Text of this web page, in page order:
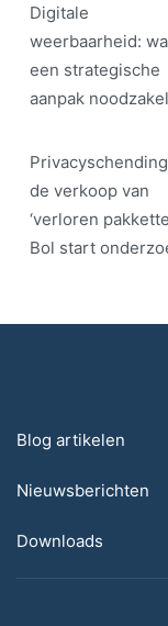
Digitale
weerbaarheid:
een strategische
aanpak
de verkoop van
‘verloren
Bol start
Blog artikelen
Nieuwsberichten
Downloads